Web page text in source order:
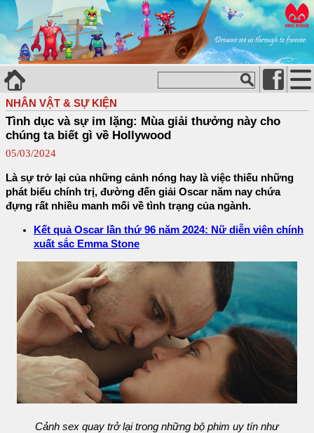
NHÂN VẬT & SỰ KIỆN
Tình dục và sự im lặng: Mùa giải thưởng này cho
chúng ta biết gì về Hollywood
05/03/2024
Là sự trở lại của những cảnh nóng hay là việc thiếu những
phát biểu chính trị, đường đến giải Oscar năm nay chứa
đựng rất nhiều manh mối về tình trạng của ngành.
Kết quả Oscar lần thứ 96 năm 2024: Nữ diễn viên chính
xuất sắc Emma Stone
Cảnh sex quay trở lại trong những bộ phim uy tín như